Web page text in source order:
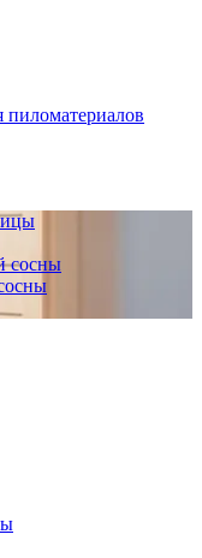
пиломатериалов
сосны